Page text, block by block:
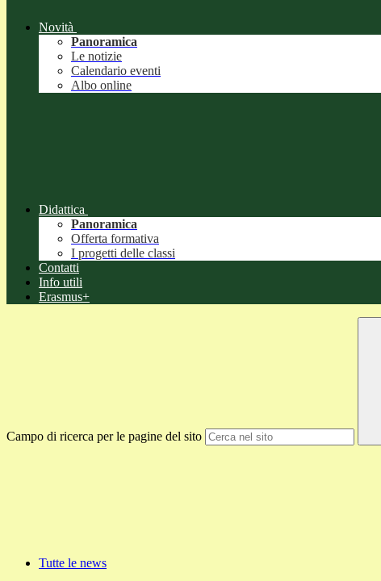
Novità
Panoramica
Le notizie
Calendario eventi
Albo online
Didattica
Panoramica
Offerta formativa
I progetti delle classi
Contatti
Info utili
Erasmus+
Campo di ricerca per le pagine del sito
Tutte le news